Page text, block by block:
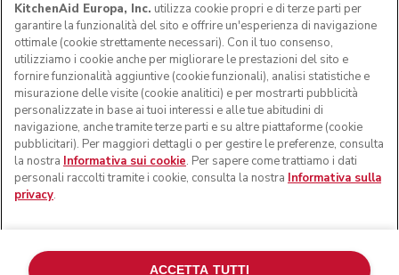
SEGUICI
Uniti e altrove.
KitchenAid Europa, Inc. utilizza cookie propri e di terze parti per
garantire la funzionalità del sito e offrire un'esperienza di navigazione
ottimale (cookie strettamente necessari). Con il tuo consenso,
utilizziamo i cookie anche per migliorare le prestazioni del sito e
fornire funzionalità aggiuntive (cookie funzionali), analisi statistiche e
misurazione delle visite (cookie analitici) e per mostrarti pubblicità
personalizzate in base ai tuoi interessi e alle tue abitudini di
navigazione, anche tramite terze parti e su altre piattaforme (cookie
pubblicitari). Per maggiori dettagli o per gestire le preferenze, consulta
la nostra Informativa sui cookie. Per sapere come trattiamo i dati
personali raccolti tramite i cookie, consulta la nostra Informativa sulla
privacy.
ACCETTA TUTTI